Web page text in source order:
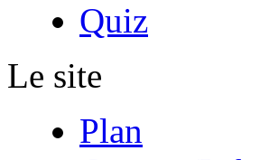
Quiz
Le site
Plan